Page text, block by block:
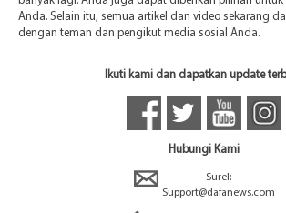
Anda. Selain itu, semua artikel dan video sekarang
dengan teman dan pengikut media sosial Anda.
Ikuti kami dan dapatkan update
Hubungi Kami
Surel:
Support@dafanews.com